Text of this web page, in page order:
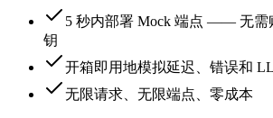
5 秒内部署 Mock 端点 —— 无需
钥
开箱即用地模拟延迟、错误和
无限请求、无限端点、零成本